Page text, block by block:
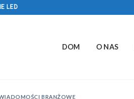
LED
DOM O NAS
BRANŻOWE